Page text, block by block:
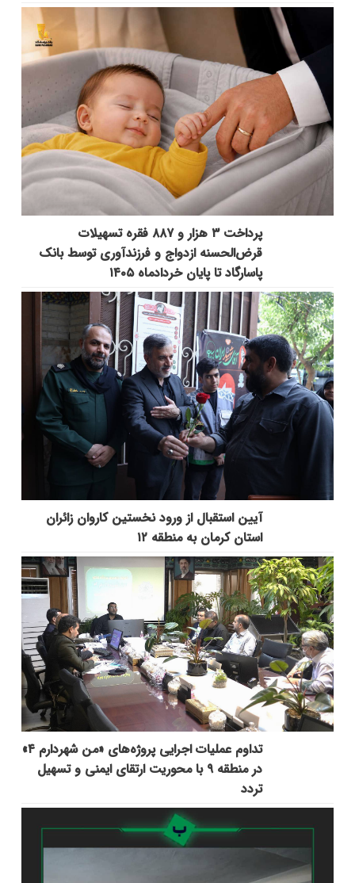
پرداخت ۳ هزار و ۸۸۷ فقره تسهیلات
قرض‌الحسنه ازدواج و فرزندآوری توسط بانک
پاسارگاد تا پایان خردادماه ۱۴۰۵
آیین استقبال از ورود نخستین کاروان زائران
استان کرمان به منطقه ۱۲
تداوم عملیات اجرایی پروژه‌های «من شهردارم ۴»
در منطقه ۹ با محوریت ارتقای ایمنی و تسهیل
تردد